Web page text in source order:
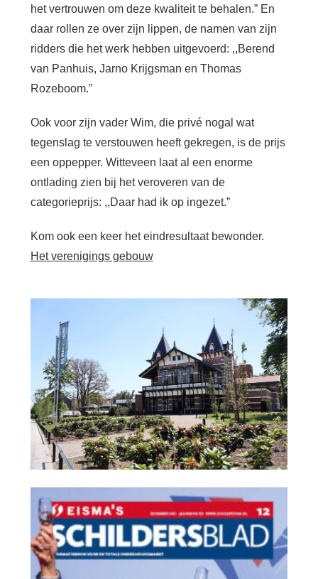
het vertrouwen om deze kwaliteit te behalen.” En
daar rollen ze over zijn lippen, de namen van zijn
ridders die het werk hebben uitgevoerd: ,,Berend
van Panhuis, Jarno Krijgsman en Thomas
Rozeboom.”
Ook voor zijn vader Wim, die privé nogal wat
tegenslag te verstouwen heeft gekregen, is de prijs
een oppepper. Witteveen laat al een enorme
ontlading zien bij het veroveren van de
categorieprijs: ,,Daar had ik op ingezet.”
Kom ook een keer het eindresultaat bewonder.
Het verenigings gebouw